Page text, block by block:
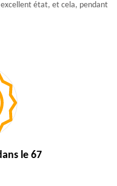
état, et cela, pendant
le 67